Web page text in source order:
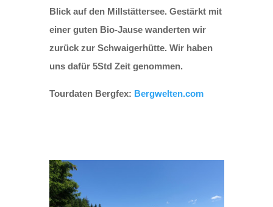
Blick auf den Millstättersee. Gestärkt mit
einer guten Bio-Jause wanderten wir
zurück zur Schwaigerhütte. Wir haben
uns dafür 5Std Zeit genommen.
Tourdaten Bergfex: Bergwelten.com